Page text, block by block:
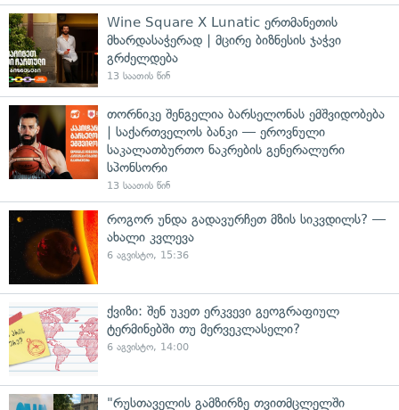
Wine Square X Lunatic ერთმანეთის
მხარდასაჭერად | მცირე ბიზნესის ჯაჭვი
გრძელდება
13 საათის წინ
თორნიკე შენგელია ბარსელონას ემშვიდობება
| საქართველოს ბანკი — ეროვნული
საკალათბურთო ნაკრების გენერალური
სპონსორი
13 საათის წინ
როგორ უნდა გადავურჩეთ მზის სიკვდილს? —
ახალი კვლევა
6 აგვისტო, 15:36
ქვიზი: შენ უკეთ ერკვევი გეოგრაფიულ
ტერმინებში თუ მერვეკლასელი?
6 აგვისტო, 14:00
"რუსთაველის გამზირზე თვითმცლელში